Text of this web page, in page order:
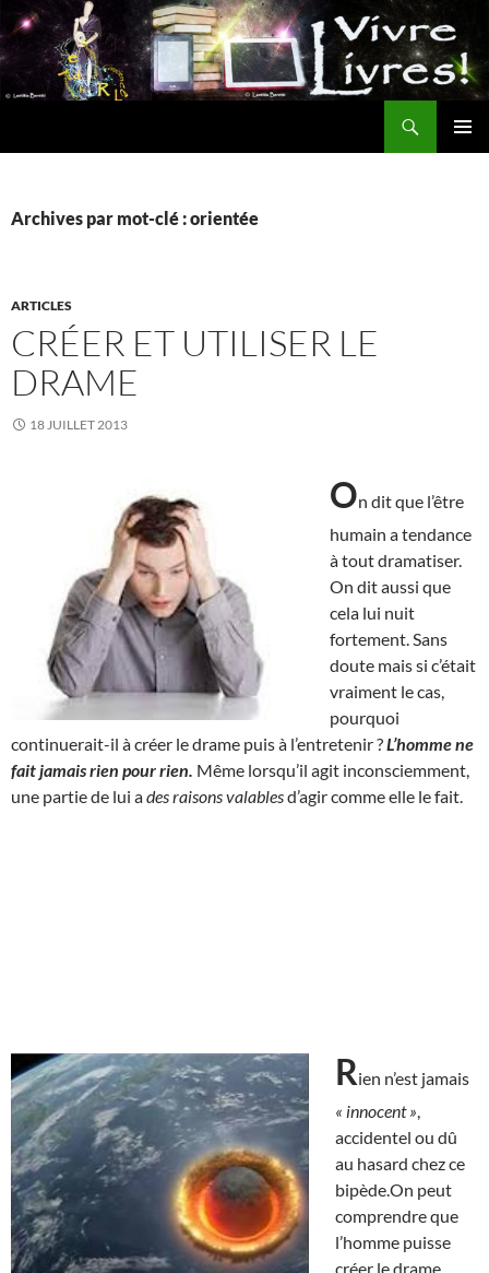
Aller
au
contenu
Archives par mot-clé : orientée
ARTICLES
CRÉER ET UTILISER LE
DRAME
18 JUILLET 2013
On dit que l’être
humain a tendance
à tout dramatiser.
On dit aussi que
cela lui nuit
fortement. Sans
doute mais si c’était
vraiment le cas,
pourquoi
continuerait-il à créer le drame puis à l’entretenir ?L’homme ne
fait jamais rien pour rien. Même lorsqu’il agit inconsciemment,
une partie de lui ades raisons valablesd’agir comme elle le fait.
Rien n’est jamais
« innocent »
accidentel ou dû
au hasard chez ce
bipède.On peut
comprendre que
l’homme puisse
créer le drame,